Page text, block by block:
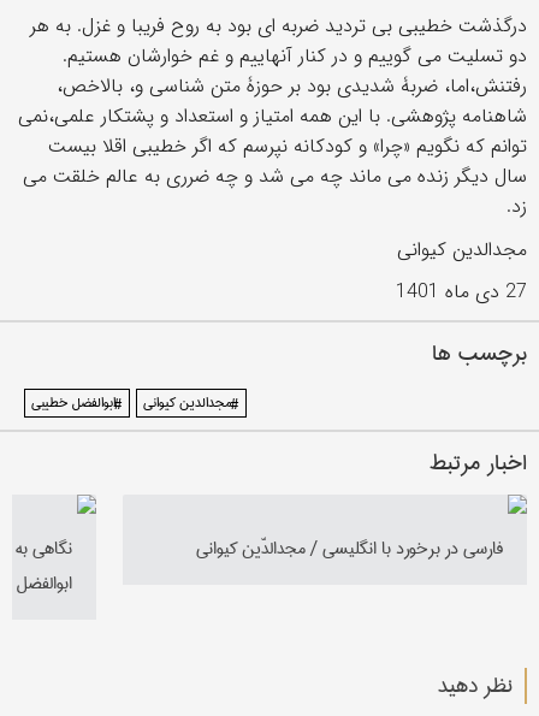
درگذشت خطیبی بی تردید ضربه ای بود به روح فریبا و غزل. به هر
دو تسلیت می گوییم و در کنار آنهاییم و غم خوارشان هستیم.
رفتنش،اما، ضربۀ شدیدی بود بر حوزۀ متن شناسی و، بالاخص،
شاهنامه پژوهشی. با این همه امتیاز و استعداد و پشتکار علمی،نمی
توانم که نگویم «چرا» و کودکانه نپرسم که اگر خطیبی اقلا بیست
سال دیگر زنده می ماند چه می شد و چه ضرری به عالم خلقت می
زد.
مجدالدین کیوانی
27 دی ماه 1401
برچسب ها
#مجدالدین کیوانی #ابوالفضل خطیبی
اخبار مرتبط
فارسی در برخورد با انگلیسی / مجدالدّین کیوانی
نگاهی به
ابوالفضل
نظر دهید